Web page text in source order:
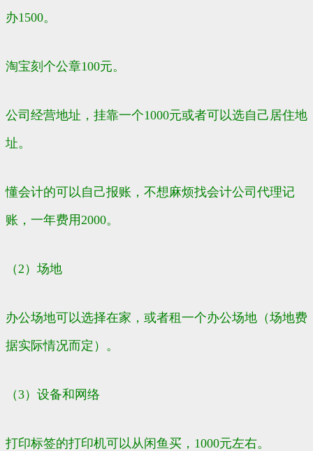
办1500。
淘宝刻个公章100元。
公司经营地址，挂靠一个1000元或者可以选自己居住地
址。
懂会计的可以自己报账，不想麻烦找会计公司代理记
账，一年费用2000。
（2）场地
办公场地可以选择在家，或者租一个办公场地（场地费
据实际情况而定）。
（3）设备和网络
打印标签的打印机可以从闲鱼买，1000元左右。